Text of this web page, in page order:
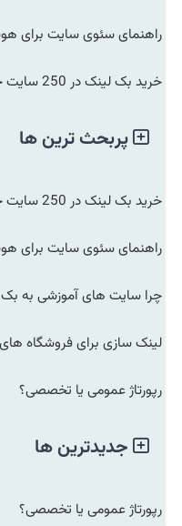
راهنمای سئوی سایت برای
خرید بک لینک در 250 سایت چه مزایایی دارد؟
پربحث ترین ها
خرید بک لینک در 250 سایت چه مزایایی دارد؟
راهنمای سئوی سایت برای
چرا سایت های آموزشی به بک
لینک سازی برای فروشگاه های
رپورتاژ عمومی یا تخصصی؟
جدیدترین ها
رپورتاژ عمومی یا تخصصی؟